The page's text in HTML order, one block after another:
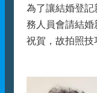
為了讓結婚登記
務人員會請結
祝賀，故拍照技